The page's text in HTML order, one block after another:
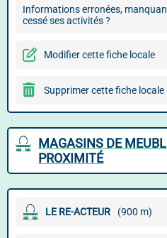
Informations erronées,
cessé ses activités ?
Modifier cette fiche locale
Supprimer cette fiche locale
MAGASINS DE
PROXIMITÉ
LE RE-ACTEUR (900 m)